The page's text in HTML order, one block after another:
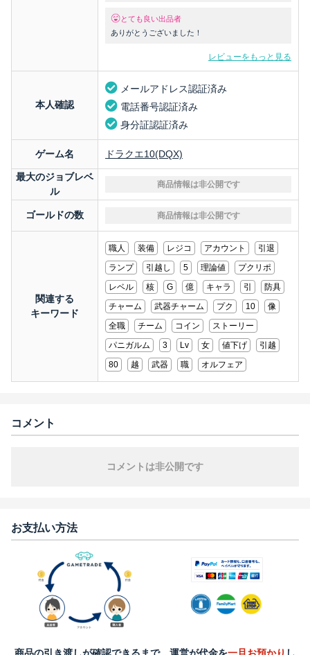
とても良い出品者
ありがとうございました！
レビューをもっと見る
本人確認
メールアドレス認証済み
電話番号認証済み
身分証認証済み
ゲーム名 ドラクエ10(DQX)
最大のジョブレベ
ル
商品情報は非公開です
ゴールドの数 商品情報は非公開です
関連する
キーワード
職人 装備 レジコ アカウント
引退
ランプ
引越し 5 理論値
プクリポ
レベル
核 G 億 キャラ 引
防具
チャーム
武器チャーム プク 10
像
全職
チーム コイン
ストーリー
パニガルム
3 Lv 女 値下げ
引越
80
越 武器 職 オルフェア
コメント
コメントは非公開です
お支払い方法